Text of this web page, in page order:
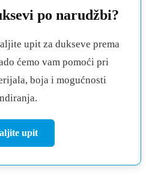
po narudžbi?
upit za dukseve prema
ćemo vam pomoći pri
boja i mogućnosti
upit